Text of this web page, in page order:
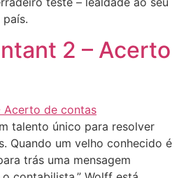
2 – Acerto
talento único para resolver
Quando um velho conhecido é
trás uma mensagem